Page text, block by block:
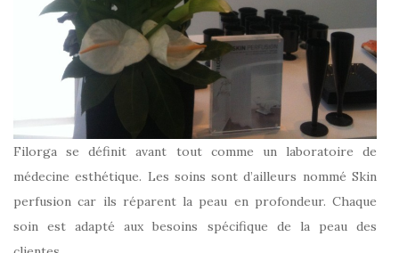
Filorga se définit avant tout comme un laboratoire de
médecine esthétique. Les soins sont d’ailleurs nommé Skin
perfusion car ils réparent la peau en profondeur. Chaque
soin est adapté aux besoins spécifique de la peau des